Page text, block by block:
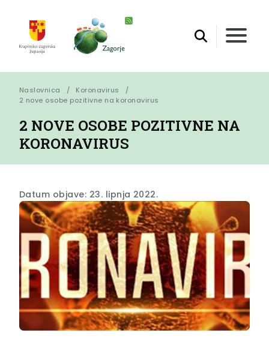
Naslovnica
Koronavirus
2 nove osobe pozitivne na koronavirus
2 NOVE OSOBE POZITIVNE NA
KORONAVIRUS
Datum objave: 23. lipnja 2022.